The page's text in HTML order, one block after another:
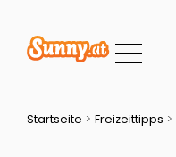
Startseite > Freizeittipps >